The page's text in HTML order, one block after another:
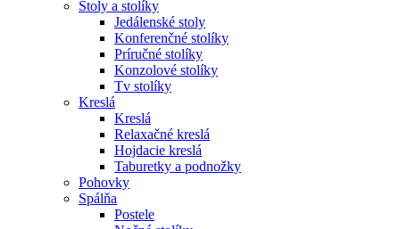
Stoly a stolíky
Jedálenské stoly
Konferenčné stolíky
Príručné stolíky
Konzolové stolíky
Tv stolíky
Kreslá
Kreslá
Relaxačné kreslá
Hojdacie kreslá
Taburetky a podnožky
Pohovky
Spálňa
Postele